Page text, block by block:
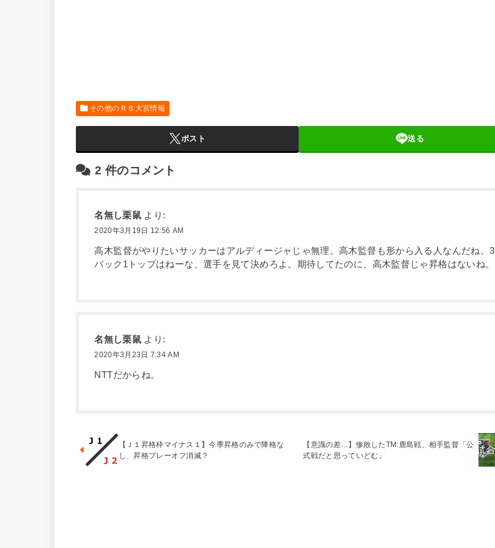
その他のＲＢ大宮情報
ポスト 送る
2 件のコメント
名無し栗鼠 より:
2020年3月19日 12:56 AM
高木監督がやりたいサッカーはアルディージャじゃ無理。高木監督も形から入る人なんだね。3
バック1トップはねーな、選手を見て決めろよ。期待してたのに、高木監督じゃ昇格はないね。
名無し栗鼠 より:
2020年3月23日 7:34 AM
NTTだからね。
【Ｊ１昇格枠マイナス１】今季昇格のみで降格な
し、昇格プレーオフ消滅？
【意識の差…】惨敗したTM:鹿島戦、相手監督「公
式戦だと思っていどむ」